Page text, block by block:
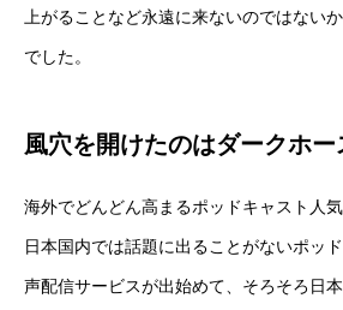
上がることなど永遠に来ないのではない
でした。
風穴を開けたのはダークホ
海外でどんどん高まるポッドキャスト人
日本国内では話題に出ることがないポッ
声配信サービスが出始めて、そろそろ日